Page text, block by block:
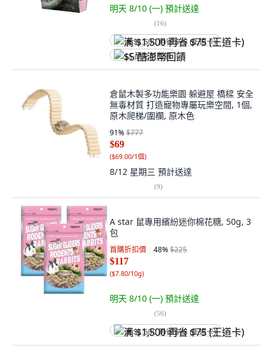
明天 8/10 (一) 預計送達
(16)
满 $1,500 再省 $75 (王道卡)
$5 酷澎幣回饋
倉鼠木製多功能樂園 躲避屋 橋樑 安全
無毒材質 打造寵物專屬玩樂空間, 1個,
原木爬梯/圍欄, 原木色
91%$777
$69
($69.00/1個)
8/12 星期三 預計送達
(9)
A star 鼠專用繽紛迷你棉花糖, 50g, 3
包
首購折扣價 48%$225
$117
($7.80/10g)
明天 8/10 (一) 預計送達
(56)
满 $1,500 再省 $75 (王道卡)